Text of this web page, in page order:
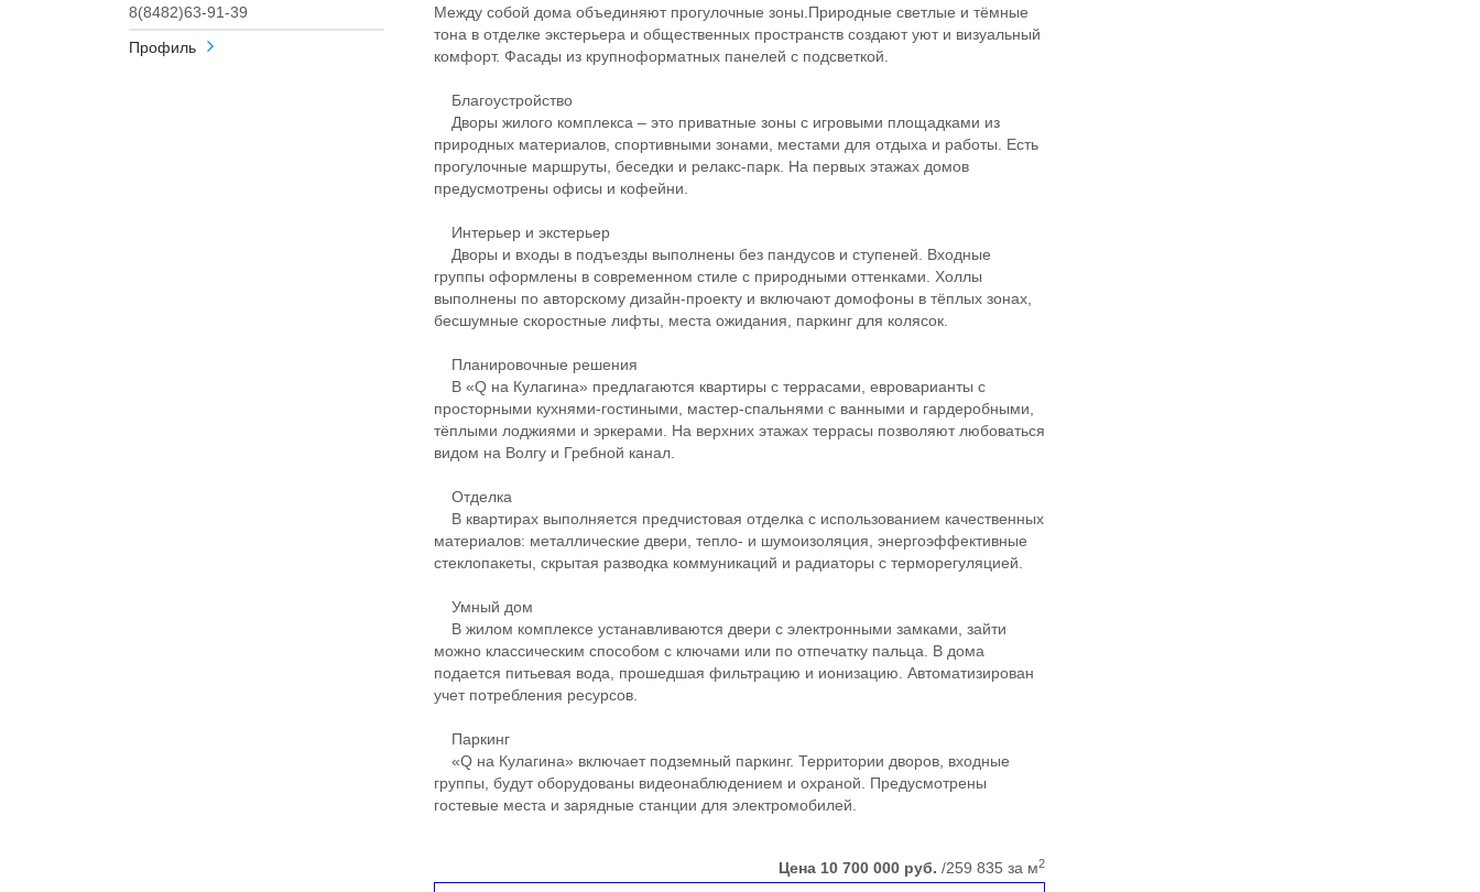
8(8482)63-91-39
Профиль
Между собой дома объединяют прогулочные зоны.Природные светлые и тёмные
тона в отделке экстерьера и общественных пространств создают уют и визуальный
комфорт. Фасады из крупноформатных панелей с подсветкой.
Благоустройство
Дворы жилого комплекса – это приватные зоны с игровыми площадками из
природных материалов, спортивными зонами, местами для отдыха и работы. Есть
прогулочные маршруты, беседки и релакс-парк. На первых этажах домов
предусмотрены офисы и кофейни.
Интерьер и экстерьер
Дворы и входы в подъезды выполнены без пандусов и ступеней. Входные
группы оформлены в современном стиле с природными оттенками. Холлы
выполнены по авторскому дизайн-проекту и включают домофоны в тёплых зонах,
бесшумные скоростные лифты, места ожидания, паркинг для колясок.
Планировочные решения
В «Q на Кулагина» предлагаются квартиры с террасами, евроварианты с
просторными кухнями-гостиными, мастер-спальнями с ванными и гардеробными,
тёплыми лоджиями и эркерами. На верхних этажах террасы позволяют любоваться
видом на Волгу и Гребной канал.
Отделка
В квартирах выполняется предчистовая отделка с использованием качественных
материалов: металлические двери, тепло- и шумоизоляция, энергоэффективные
стеклопакеты, скрытая разводка коммуникаций и радиаторы с терморегуляцией.
Умный дом
В жилом комплексе устанавливаются двери с электронными замками, зайти
можно классическим способом с ключами или по отпечатку пальца. В дома
подается питьевая вода, прошедшая фильтрацию и ионизацию. Автоматизирован
учет потребления ресурсов.
Паркинг
«Q на Кулагина» включает подземный паркинг. Территории дворов, входные
группы, будут оборудованы видеонаблюдением и охраной. Предусмотрены
гостевые места и зарядные станции для электромобилей.
Цена 10 700 000 руб. /259 835 за м2